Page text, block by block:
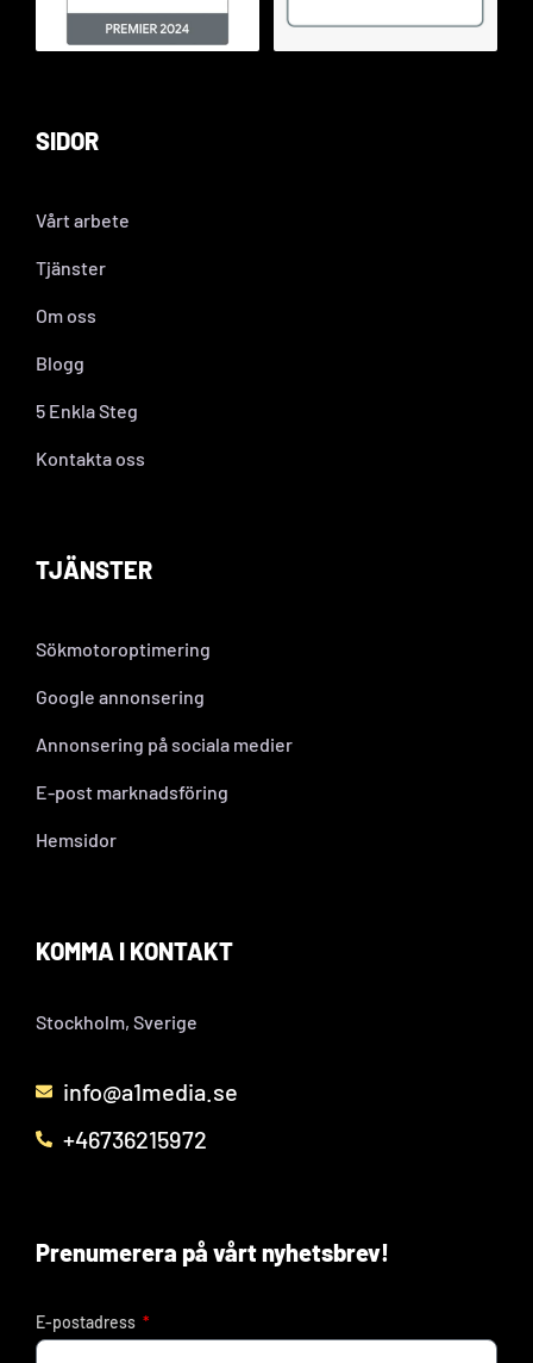
SIDOR
Vårt arbete
Tjänster
Om oss
Blogg
5 Enkla Steg
Kontakta oss
TJÄNSTER
Sökmotoroptimering
Google annonsering
Annonsering på sociala medier
E-post marknadsföring
Hemsidor
KOMMA I KONTAKT
Stockholm, Sverige
info@a1media.se
+46736215972
Prenumerera på vårt nyhetsbrev!
E-postadress